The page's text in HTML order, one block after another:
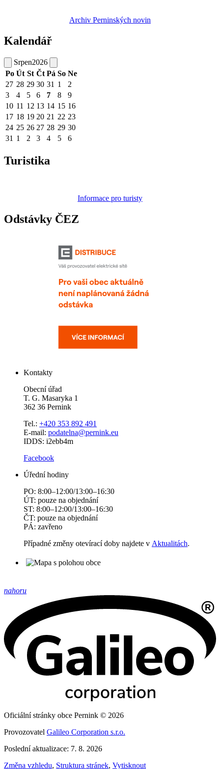
Archiv Perninských novin
Kalendář
Srpen2026
Po Út St Čt Pá So Ne
27 28 29 30 31 1
2
3
4 5 6 7 8
9
10 11 12 13 14 15 16
17 18 19 20 21 22 23
24 25 26 27 28 29 30
31 1 2 3 4 5 6
Turistika
Informace pro turisty
Odstávky ČEZ
Kontakty
Obecní úřad
T. G. Masaryka 1
362 36 Pernink
Tel.: +420 353 892 491
E-mail: podatelna@pernink.eu
IDDS: i2ebb4m
Facebook
Úřední hodiny
PO: 8:00–12:00/13:00–16:30
ÚT: pouze na objednání
ST: 8:00–12:00/13:00–16:30
ČT: pouze na objednání
PÁ: zavřeno
Případné změny otevírací doby najdete v Aktualitách.
nahoru
Oficiální stránky obce Pernink © 2026
Provozovatel Galileo Corporation s.r.o.
Poslední aktualizace: 7. 8. 2026
Změna vzhledu, Struktura stránek, Vytisknout